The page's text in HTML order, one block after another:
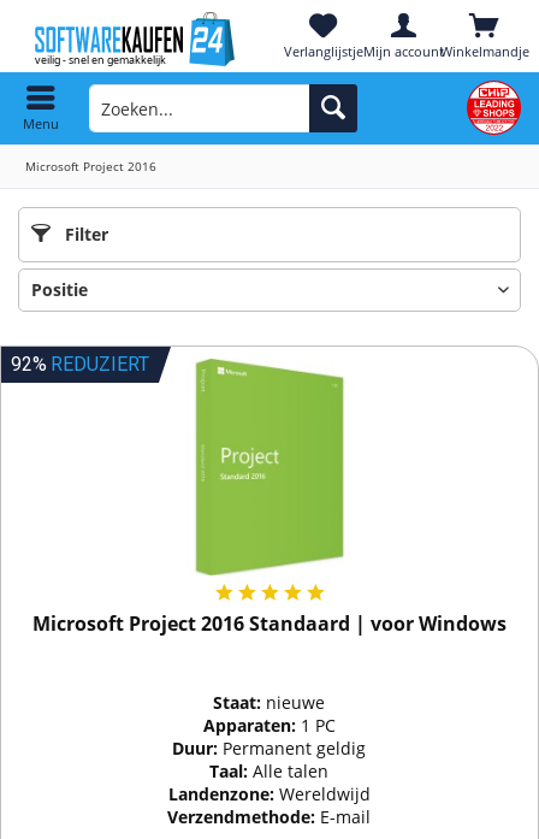
Winkelmandje
VerlanglijstjeMijn account
Menu
Microsoft Project 2016
Filter
92% REDUZIERT
Microsoft Project 2016 Standaard | voor Windows
Staat: nieuwe
Apparaten: 1 PC
Duur: Permanent geldig
Taal:Alle talen
Landenzone: Wereldwijd
Verzendmethode: E-mail